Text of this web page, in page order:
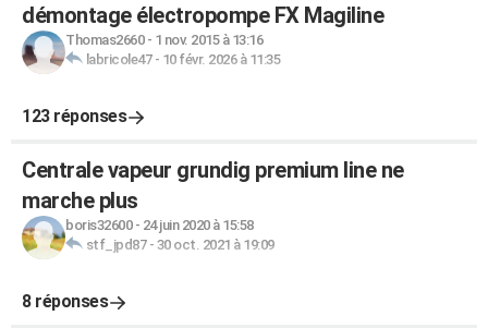
démontage électropompe FX Magiline
Thomas2660- 1 nov. 2015 à 13:16
labricole47- 10 févr. 2026 à 11:35
123 réponses
Centrale vapeur grundig premium line ne
marche plus
boris32600- 24 juin 2020 à 15:58
stf_jpd87- 30 oct. 2021 à 19:09
8 réponses